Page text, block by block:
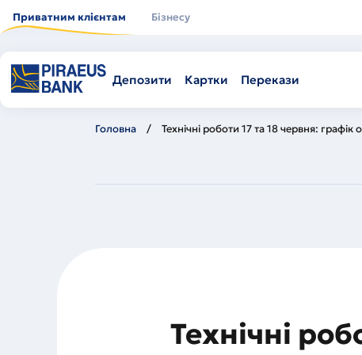
основного
Приватним клієнтам Бізнесу
Депозити Картки Перекази
Головна Технічні роботи 17 та 18 червня: графік
Технічні